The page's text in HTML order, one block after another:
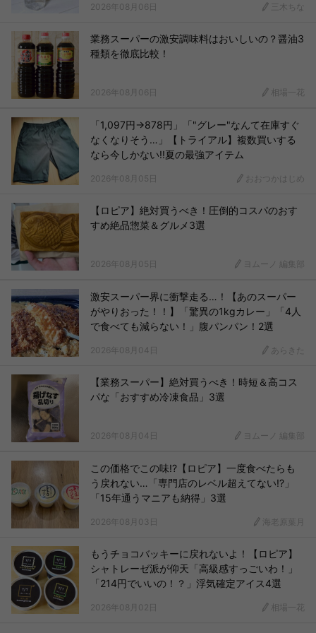
2026年08月06日 三木ちな
業務スーパーの激安調味料はおいしいの？醤油3
種類を徹底比較！
2026年08月06日 相場一花
「1,097円→878円」「"グレー"なんて在庫すぐ
なくなりそう…」【トライアル】複数買いする
なら今しかない!!夏の最強アイテム
2026年08月05日 おおつかはじめ
【ロピア】絶対買うべき！圧倒的コスパのおす
すめ絶品惣菜＆グルメ3選
2026年08月05日 ヨムーノ 編集部
激安スーパー界に衝撃走る…！【あのスーパー
がやりおった！！】「驚異の1kgカレー」「4人
で食べても減らない！」腹パンパン！2選
2026年08月04日 あらきた
【業務スーパー】絶対買うべき！時短＆高コス
パな「おすすめ冷凍食品」3選
2026年08月04日 ヨムーノ 編集部
この価格でこの味!?【ロピア】一度食べたらも
う戻れない…「専門店のレベル超えてない!?」
「15年通うマニアも納得」3選
2026年08月03日 海老原葉月
もうチョコバッキーに戻れないよ！【ロピア】
シャトレーゼ派が仰天「高級感すっごいわ！」
「214円でいいの！？」浮気確定アイス4選
2026年08月02日 相場一花